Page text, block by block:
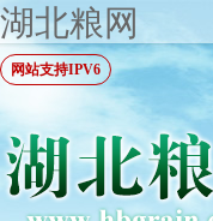
湖北粮网
网站支持IPV6